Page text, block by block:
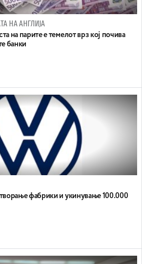
НА АНГЛИЈА
на парите е темелот врз кој почива
банки
фабрики и укинување 100.000